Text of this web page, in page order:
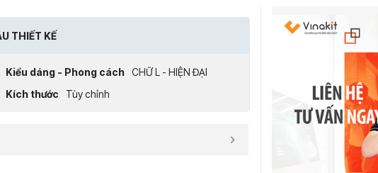
THIẾT KẾ
Kiểu dáng - Phong cách CHỮ L - HIỆN ĐẠI
Kích thước Tùy chỉnh